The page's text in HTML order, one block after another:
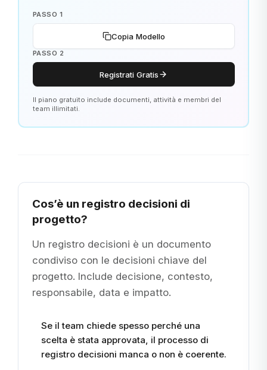
PASSO 1
Copia Modello
PASSO 2
Registrati Gratis
Il piano gratuito include documenti, attività e membri del
team illimitati.
Cos’è un registro decisioni di
progetto?
Un registro decisioni è un documento
condiviso con le decisioni chiave del
progetto. Include decisione, contesto,
responsabile, data e impatto.
Se il team chiede spesso perché una
scelta è stata approvata, il processo di
registro decisioni manca o non è coerente.